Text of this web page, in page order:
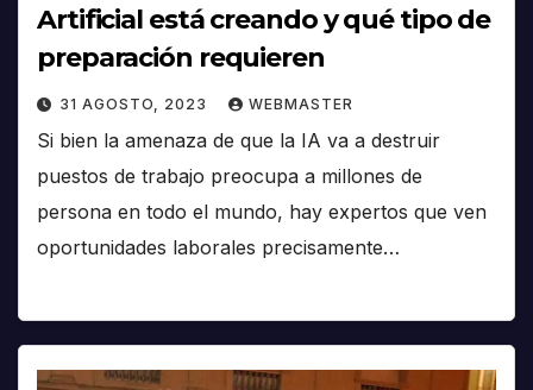
Artificial está creando y qué tipo de
preparación requieren
31 AGOSTO, 2023 WEBMASTER
Si bien la amenaza de que la IA va a destruir
puestos de trabajo preocupa a millones de
persona en todo el mundo, hay expertos que ven
oportunidades laborales precisamente…